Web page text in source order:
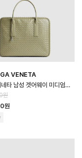
VENETA
보테가 베네타 남성 겟어웨이 미디엄 여행 가방 - Bottega veneta Mens Ge…
원
원